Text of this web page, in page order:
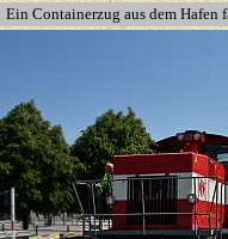
Ein Containerzug aus dem Hafen